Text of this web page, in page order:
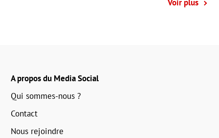
Voir plus
A propos du Media Social
Qui sommes-nous ?
Contact
Nous rejoindre